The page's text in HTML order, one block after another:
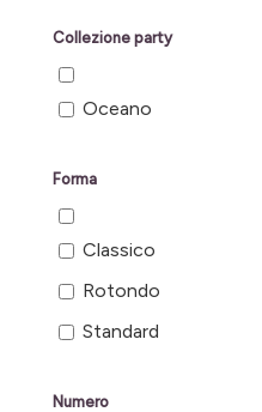
Collezione party
Oceano
Forma
Classico
Rotondo
Standard
Numero